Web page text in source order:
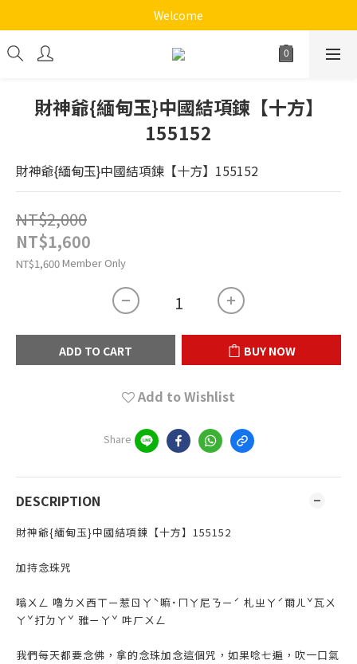
《十方心靈音樂花園》
Welcome
《十方心靈音樂花園》
財神爺{緬甸玉}中國結項鍊【十方】
155152
財神爺{緬甸玉}中國結項鍊【十方】155152
NT$2,000
NT$1,600
NT$1,600Member Only
ADD TO CART BUY NOW
Add to Wishlist
Share
DESCRIPTION
財神爺{緬甸玉}中國結項鍊【十方】155152
加持念珠咒
嗡ㄨㄥ 嚕ㄌㄨ西ㄒㄧ惹ㄖㄚˋ嘛˙ㄇㄚ尼ㄋㄧˊ 札ㄓㄚˊ爾ㄦˇ瓦ㄨ
ㄚˇ打ㄉㄚˇ 雅ㄧㄚˇ 吽ㄏㄨㄥ
我們每天都要念佛，拿的念珠加念這個咒，如果唸七遍，吹一口氣